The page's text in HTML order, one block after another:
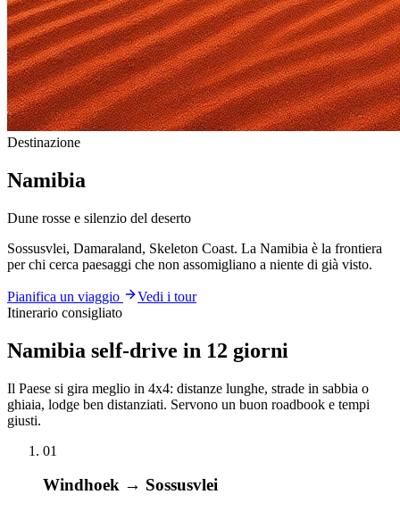
Destinazione
Namibia
Dune rosse e silenzio del deserto
Sossusvlei, Damaraland, Skeleton Coast. La Namibia è la frontiera
per chi cerca paesaggi che non assomigliano a niente di già visto.
Pianifica un viaggio
Vedi i tour
Itinerario consigliato
Namibia self-drive in 12 giorni
Il Paese si gira meglio in 4x4: distanze lunghe, strade in sabbia o
ghiaia, lodge ben distanziati. Servono un buon roadbook e tempi
giusti.
01
Windhoek → Sossusvlei